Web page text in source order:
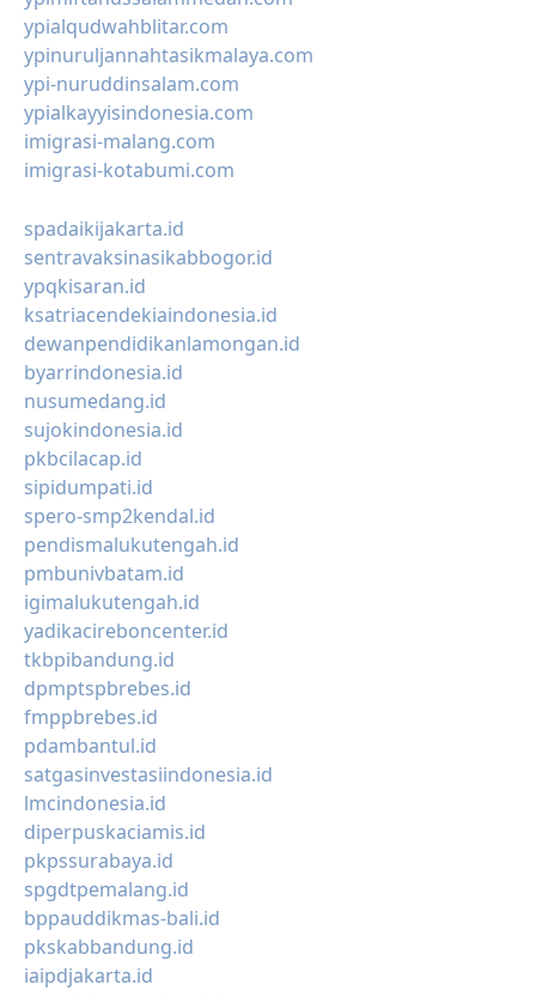
ypialqudwahblitar.com
ypinuruljannahtasikmalaya.com
ypi-nuruddinsalam.com
ypialkayyisindonesia.com
imigrasi-malang.com
imigrasi-kotabumi.com
spadaikijakarta.id
sentravaksinasikabbogor.id
ypqkisaran.id
ksatriacendekiaindonesia.id
dewanpendidikanlamongan.id
byarrindonesia.id
nusumedang.id
sujokindonesia.id
pkbcilacap.id
sipidumpati.id
spero-smp2kendal.id
pendismalukutengah.id
pmbunivbatam.id
igimalukutengah.id
yadikacireboncenter.id
tkbpibandung.id
dpmptspbrebes.id
fmppbrebes.id
pdambantul.id
satgasinvestasiindonesia.id
lmcindonesia.id
diperpuskaciamis.id
pkpssurabaya.id
spgdtpemalang.id
bppauddikmas-bali.id
pkskabbandung.id
iaipdjakarta.id